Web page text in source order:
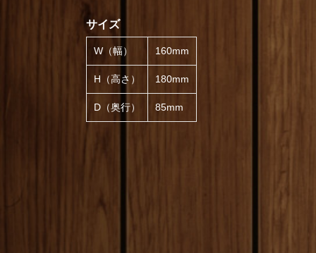
サイズ
W（幅） 160mm
H（高さ） 180mm
D（奥行） 85mm